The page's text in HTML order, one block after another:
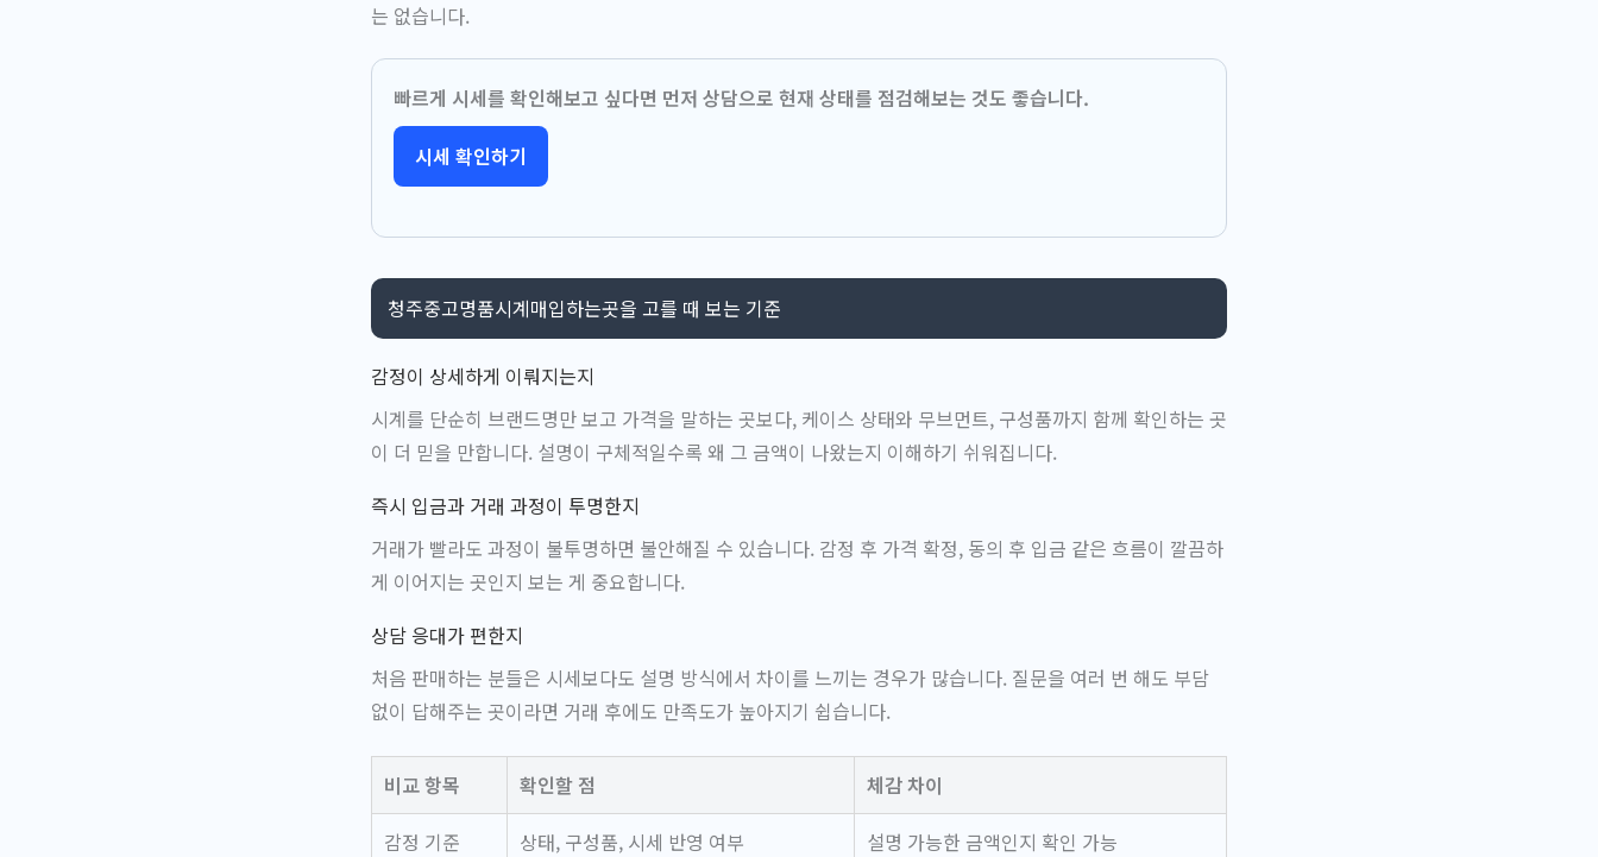
는 없습니다.
빠르게 시세를 확인해보고 싶다면 먼저 상담으로 현재 상태를 점검해보는 것도 좋습니다.
시세 확인하기
청주중고명품시계매입하는곳을 고를 때 보는 기준
감정이 상세하게 이뤄지는지
시계를 단순히 브랜드명만 보고 가격을 말하는 곳보다, 케이스 상태와 무브먼트, 구성품까지 함께 확인하는 곳
이 더 믿을 만합니다. 설명이 구체적일수록 왜 그 금액이 나왔는지 이해하기 쉬워집니다.
즉시 입금과 거래 과정이 투명한지
거래가 빨라도 과정이 불투명하면 불안해질 수 있습니다. 감정 후 가격 확정, 동의 후 입금 같은 흐름이 깔끔하
게 이어지는 곳인지 보는 게 중요합니다.
상담 응대가 편한지
처음 판매하는 분들은 시세보다도 설명 방식에서 차이를 느끼는 경우가 많습니다. 질문을 여러 번 해도 부담
없이 답해주는 곳이라면 거래 후에도 만족도가 높아지기 쉽습니다.
비교 항목 확인할 점
체감 차이
감정 기준
상태, 구성품, 시세 반영 여부
설명 가능한 금액인지 확인 가능